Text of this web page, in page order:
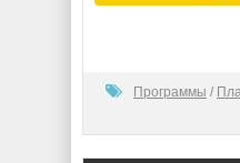
Программы /